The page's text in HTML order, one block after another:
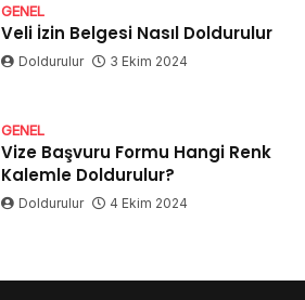
GENEL
Veli İzin Belgesi Nasıl Doldurulur
Doldurulur 3 Ekim 2024
GENEL
Vize Başvuru Formu Hangi Renk
Kalemle Doldurulur?
Doldurulur 4 Ekim 2024